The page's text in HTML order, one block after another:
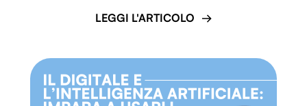
LEGGI L'ARTICOLO